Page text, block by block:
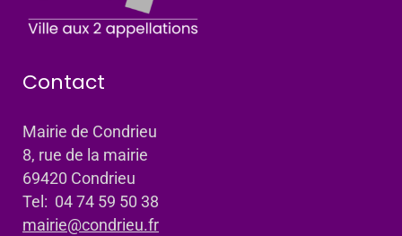
Contact
Mairie de Condrieu
8, rue de la mairie
69420 Condrieu
Tel: 04 74 59 50 38
mairie@condrieu.fr